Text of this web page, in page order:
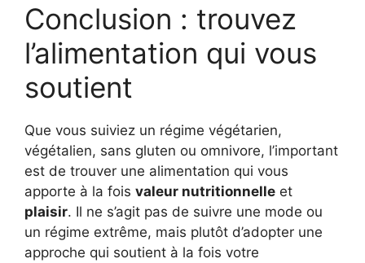
Conclusion : trouvez
l’alimentation qui vous
soutient
Que vous suiviez un régime végétarien,
végétalien, sans gluten ou omnivore, l’important
est de trouver une alimentation qui vous
apporte à la fois valeur nutritionnelle et
plaisir. Il ne s’agit pas de suivre une mode ou
un régime extrême, mais plutôt d’adopter une
approche qui soutient à la fois votre